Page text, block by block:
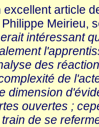
excellent article
Meirieu,
intéressant
des
de
dimension
ouvertes ;
de se